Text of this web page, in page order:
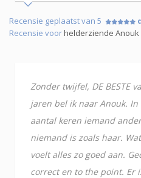
Recensie geplaatst van 5
Recensie voorhelderziende Anouk
Zonder twijfel, DE BESTE
jaren bel ik naar Anouk.
aantal keren iemand
niemand is zoals haar.
voelt alles zo goed aan.
correct en to the point. Er